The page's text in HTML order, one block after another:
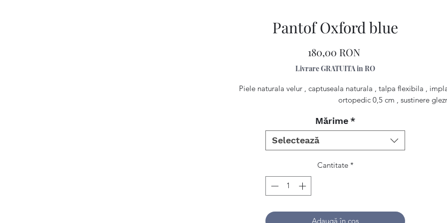
Pantof Oxford blue
180,00 RONPreț
Livrare GRATUITA in RO
Piele naturala velur , captuseala naturala , talpa flexibila ,
ortopedic 0,5 cm , sustinere
Mărime *
Selectează
Cantitate *
Adaugă în coș